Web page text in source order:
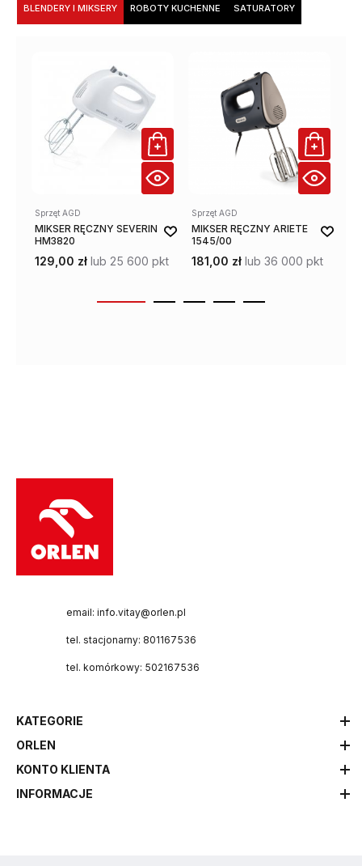
BLENDERY I MIKSERY ROBOTY KUCHENNE SATURATORY
Sprzęt AGD
MIKSER RĘCZNY SEVERIN
HM3820
129,00 zł lub 25 600 pkt
Sprzęt AGD
MIKSER RĘCZNY ARIETE
1545/00
181,00 zł lub 36 000 pkt
email: info.vitay@orlen.pl
tel. stacjonarny: 801167536
tel. komórkowy: 502167536
KATEGORIE
ORLEN
KONTO KLIENTA
INFORMACJE